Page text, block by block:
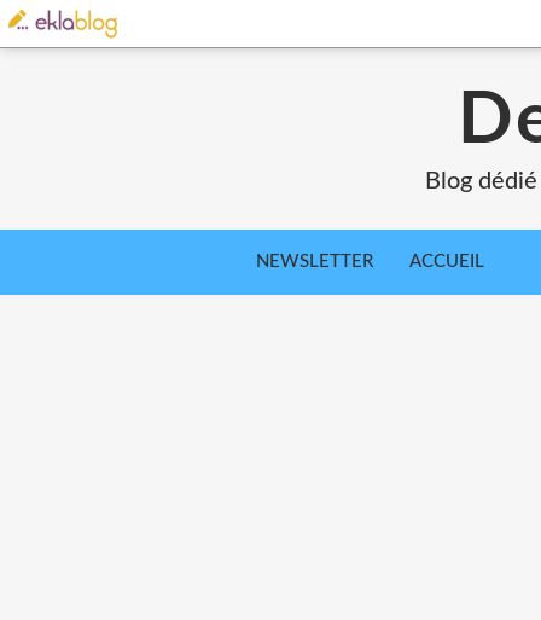
Blog
NEWSLETTER ACCUEIL